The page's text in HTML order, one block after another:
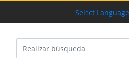
Select Language